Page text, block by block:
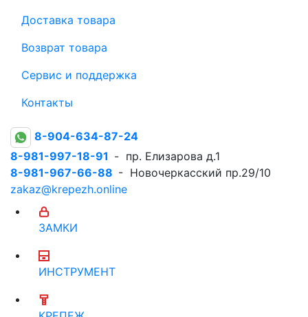
Доставка товара
Возврат товара
Сервис и поддержка
Контакты
8-904-634-87-24
8-981-997-18-91 - пр. Елизарова д.1
8-981-967-66-88 - Новочеркасский пр.29/10
zakaz@krepezh.online
ЗАМКИ
ИНСТРУМЕНТ